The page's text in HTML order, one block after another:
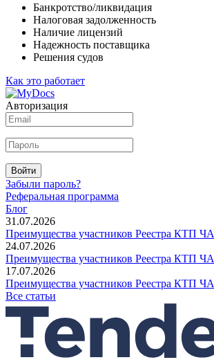
Банкротство/ликвидация
Налоговая задолженность
Наличие лицензий
Надежность поставщика
Решения судов
Как это работает
Авторизация
Войти
Забыли пароль?
Реферальная программа
Блог
31.07.2026
Преимущества участников Реестра КТП
24.07.2026
Преимущества участников Реестра КТП
17.07.2026
Преимущества участников Реестра КТП
Все статьи